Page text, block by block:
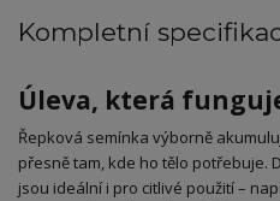
Kompletní
Úleva, která
Řepková semínka výborně
přesně tam, kde ho tělo potřebuje.
jsou ideální i pro citlivé použití –